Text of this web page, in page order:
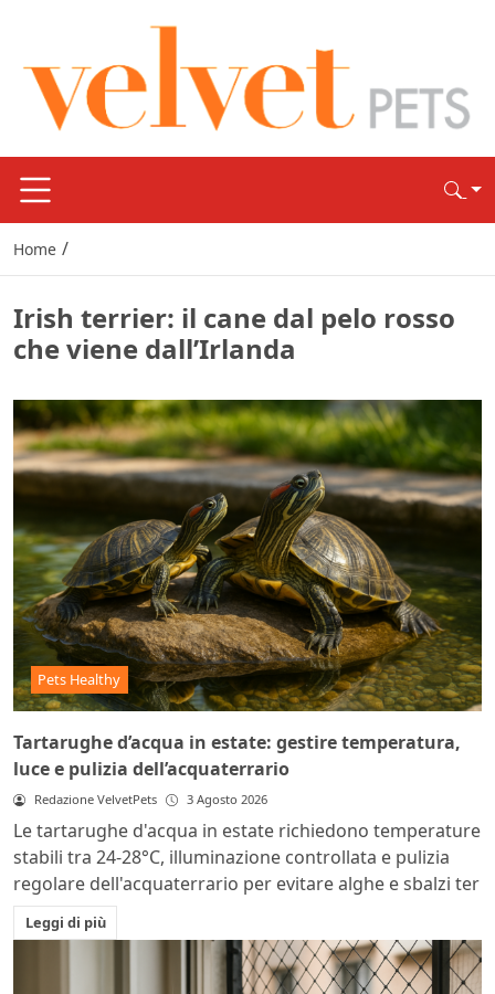
Home /
Irish terrier: il cane dal pelo rosso
che viene dall’Irlanda
Pets Healthy
Tartarughe d’acqua in estate: gestire temperatura,
luce e pulizia dell’acquaterrario
Redazione VelvetPets 3 Agosto 2026
Le tartarughe d'acqua in estate richiedono temperature
stabili tra 24-28°C, illuminazione controllata e pulizia
regolare dell'acquaterrario per evitare alghe e sbalzi ter
Leggi di più